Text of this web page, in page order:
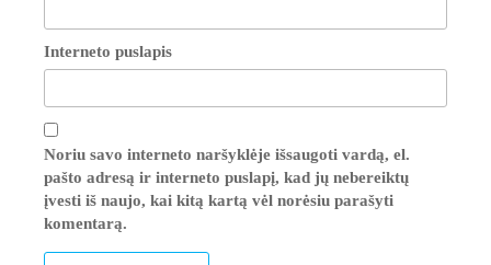
Interneto puslapis
Noriu savo interneto naršyklėje išsaugoti vardą, el.
pašto adresą ir interneto puslapį, kad jų nebereiktų
įvesti iš naujo, kai kitą kartą vėl norėsiu parašyti
komentarą.